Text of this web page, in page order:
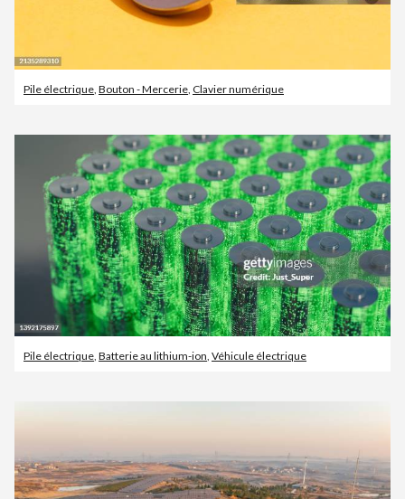
Pile électrique Bouton - Mercerie Clavier numérique
Pile électrique, Batterie au lithium-ion, Véhicule électrique